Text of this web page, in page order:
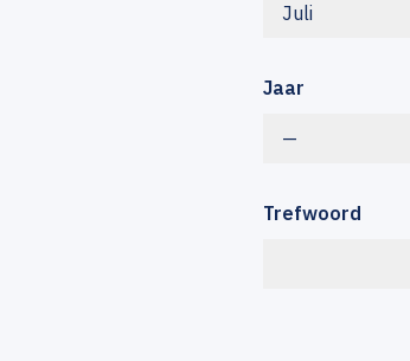
Juli
Jaar
—
Trefwoord